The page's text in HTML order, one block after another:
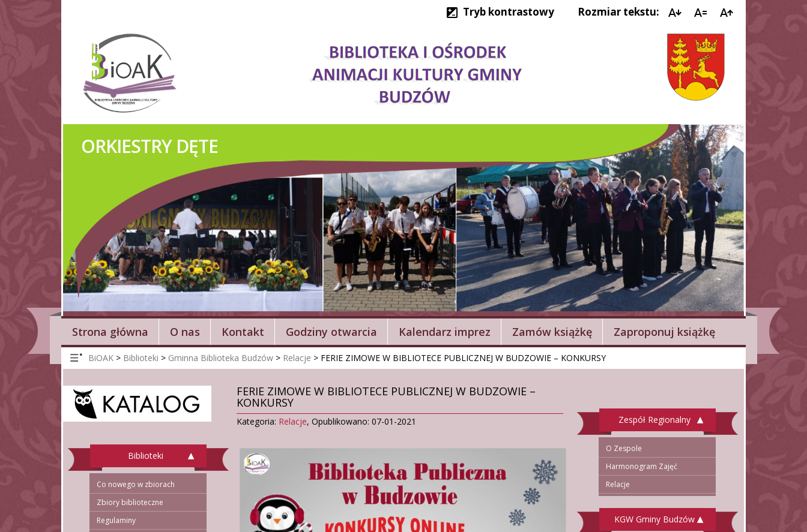
Tryb kontrastowy Rozmiar tekstu:
Strona główna O nas Kontakt Godziny otwarcia Kalendarz imprez Zamów książkę Zaproponuj książkę
BiOAK > Biblioteki > Gminna Biblioteka Budzów > Relacje > FERIE ZIMOWE W BIBLIOTECE PUBLICZNEJ W BUDZOWIE – KONKURSY
Biblioteki
Co nowego w zbiorach
Zbiory biblioteczne
Regulaminy
FERIE ZIMOWE W BIBLIOTECE PUBLICZNEJ W BUDZOWIE –
KONKURSY
Kategoria: Relacje, Opublikowano: 07-01-2021 Zespół Regionalny
O Zespole
Harmonogram Zajęć
Relacje
KGW Gminy Budzów